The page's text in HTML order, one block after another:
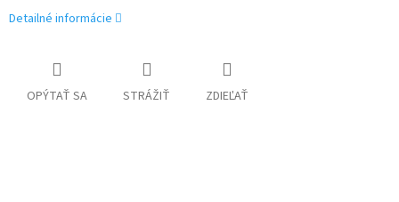
Detailné informácie
OPÝTAŤ SA STRÁŽIŤ ZDIEĽAŤ